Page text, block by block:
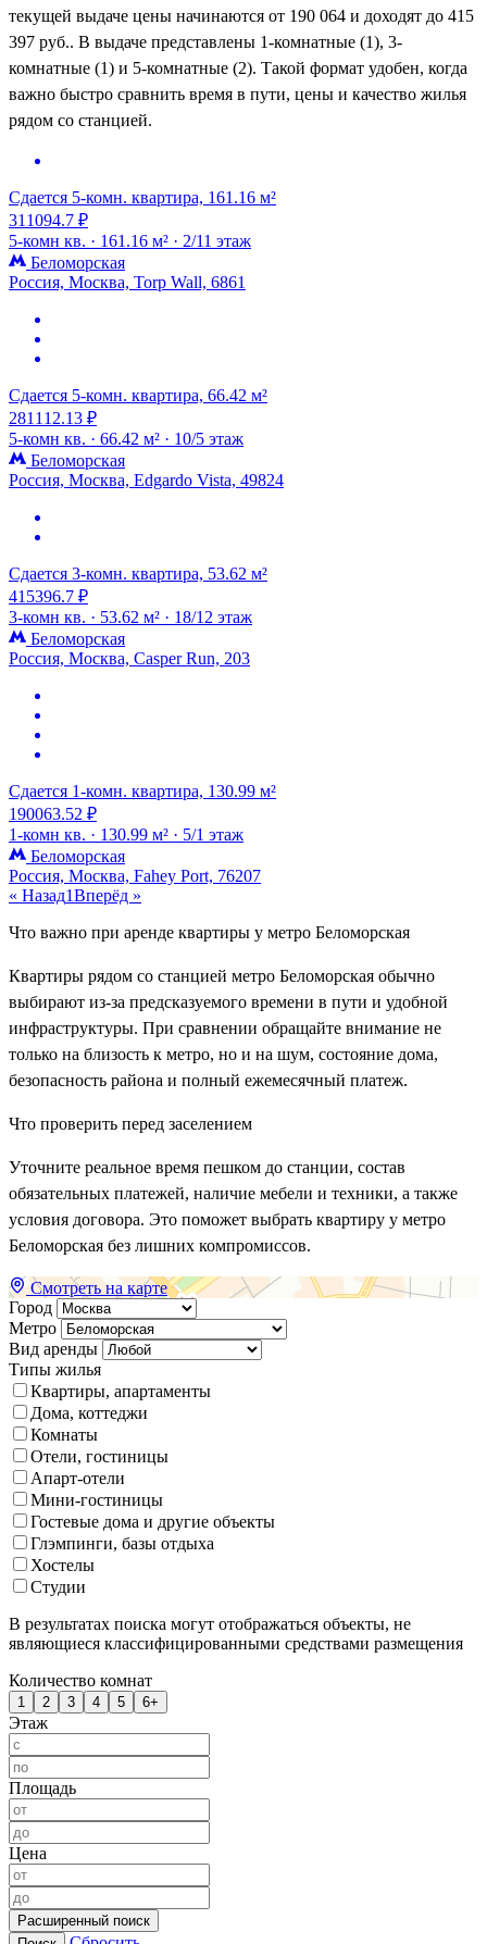
текущей выдаче цены начинаются от 190 064 и доходят до 415
397 руб.. В выдаче представлены 1-комнатные (1), 3-
комнатные (1) и 5-комнатные (2). Такой формат удобен, когда
важно быстро сравнить время в пути, цены и качество жилья
рядом со станцией.
Сдается 5-комн. квартира, 161.16 м²
311094.7 ₽
5-комн кв. · 161.16 м² · 2/11 этаж
Беломорская
Россия, Москва, Torp Wall, 6861
Сдается 5-комн. квартира, 66.42 м²
281112.13 ₽
5-комн кв. · 66.42 м² · 10/5 этаж
Беломорская
Россия, Москва, Edgardo Vista, 49824
Сдается 3-комн. квартира, 53.62 м²
415396.7 ₽
3-комн кв. · 53.62 м² · 18/12 этаж
Беломорская
Россия, Москва, Casper Run, 203
Сдается 1-комн. квартира, 130.99 м²
190063.52 ₽
1-комн кв. · 130.99 м² · 5/1 этаж
Беломорская
Россия, Москва, Fahey Port, 76207
« Назад1Вперёд »
Что важно при аренде квартиры у метро Беломорская
Квартиры рядом со станцией метро Беломорская обычно
выбирают из-за предсказуемого времени в пути и удобной
инфраструктуры. При сравнении обращайте внимание не
только на близость к метро, но и на шум, состояние дома,
безопасность района и полный ежемесячный платеж.
Что проверить перед заселением
Уточните реальное время пешком до станции, состав
обязательных платежей, наличие мебели и техники, а также
условия договора. Это поможет выбрать квартиру у метро
Беломорская без лишних компромиссов.
Смотреть на карте
Город
Метро
Вид аренды
Типы жилья
Квартиры, апартаменты
Дома, коттеджи
Комнаты
Отели, гостиницы
Апарт-отели
Мини-гостиницы
Гостевые дома и другие объекты
Глэмпинги, базы отдыха
Хостелы
Студии
В результатах поиска могут отображаться объекты, не
являющиеся классифицированными средствами размещения
Количество комнат
1 2 3 4 5 6+
Этаж
Площадь
Цена
Расширенный поиск